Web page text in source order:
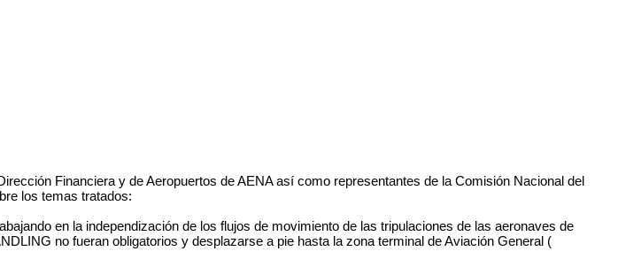
Financiera y de Aeropuertos de AENA así como representantes de la Comisión Nacional del
los temas tratados:
en la independización de los flujos de movimiento de las tripulaciones de las aeronaves de
no fueran obligatorios y desplazarse a pie hasta la zona terminal de Aviación General (